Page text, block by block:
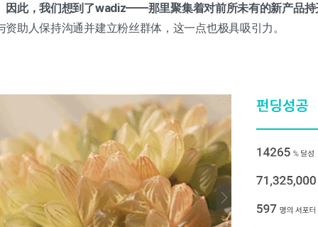
因此，我们想到了wadiz——那里聚集着对前所未有的新产品持
助人保持沟通并建立粉丝群体，这一点也极具吸引力。